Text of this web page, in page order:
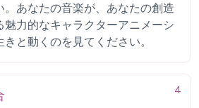
あなたの音楽が、あなたの創造
魅力的なキャラクターアニメーシ
と動くのを見てください。
4